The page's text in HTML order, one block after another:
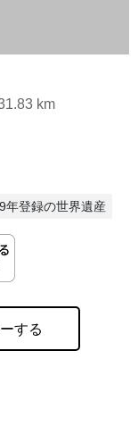
km
年登録の世界遺産
する